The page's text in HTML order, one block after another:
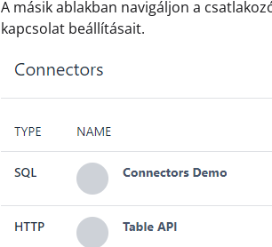
A másik ablakban navigáljon a
kapcsolat beállításait.